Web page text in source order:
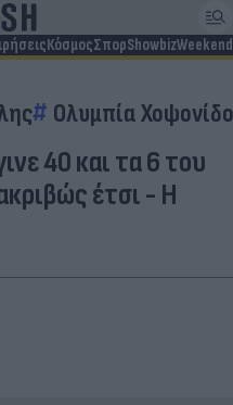
ΚόσμοςΣπορShowbizWeekend
Ολυμπία
40 και τα 6 του
έτσι - Η